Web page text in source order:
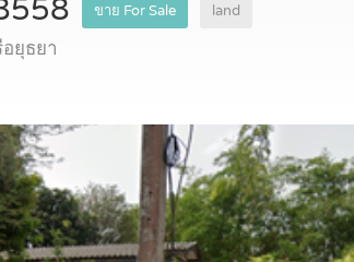
ขาย For Sale land
ยุธยา